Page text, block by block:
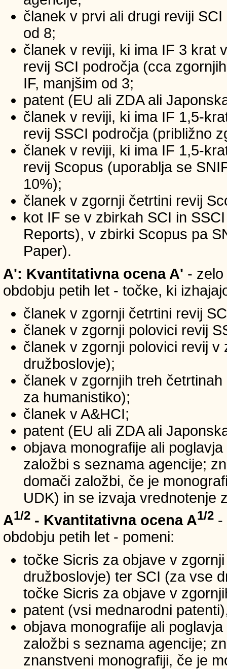
članek v prvi ali drugi reviji
od 8;
članek v reviji, ki ima IF 3 krat
revij SCI področja (cca
IF, manjšim od 3;
patent (EU ali ZDA ali
članek v reviji, ki ima IF 1,5-
revij SSCI področja (približno
članek v reviji, ki ima IF 1,5-
revij Scopus (uporablja se
10%);
članek v zgornji četrtini revij
kot IF se v zbirkah SCI in
Reports), v zbirki Scopus pa
Paper).
A': Kvantitativna ocena A' -
obdobju petih let - točke, ki
članek v zgornji četrtini revij
članek v zgornji polovici revij
članek v zgornji polovici revij
družboslovje);
članek v zgornjih treh
za humanistiko);
članek v A&HCI;
patent (EU ali ZDA ali
objava monografije ali
založbi s seznama agencije;
domači založbi, če je
UDK) in se izvaja vrednotenje
A1/2 - Kvantitativna ocena A1/2 -
obdobju petih let - pomeni:
točke Sicris za objave v
družboslovje) ter SCI (za vse
točke Sicris za objave v
patent (vsi mednarodni
objava monografije ali
založbi s seznama agencije;
znanstveni monografiji, če je